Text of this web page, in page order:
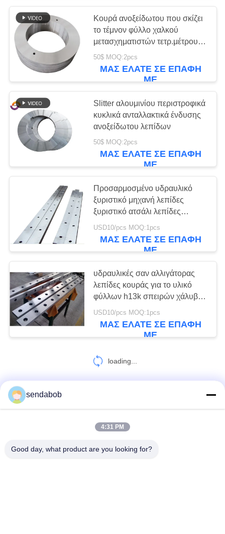
Κουρά ανοξείδωτου που σκίζει
το τέμνον φύλλο χαλκού
μετασχηματιστών τετρ.μέτρου
Hss μαχαιριών
50$ MOQ:2pcs
ΜΑΣ ΕΛΆΤΕ ΣΕ ΕΠΑΦΉ
ΜΕ
Slitter αλουμινίου περιστροφικά
κυκλικά ανταλλακτικά ένδυσης
ανοξείδωτου λεπίδων
50$ MOQ:2pcs
ΜΑΣ ΕΛΆΤΕ ΣΕ ΕΠΑΦΉ
ΜΕ
Προσαρμοσμένο υδραυλικό
ξυριστικό μηχανή λεπίδες
ξυριστικό ατσάλι λεπίδες
κόψιμο μαχαίρι μέταλλο μηχανή
κόψιμο λεπίδα
USD10/pcs MOQ:1pcs
ΜΑΣ ΕΛΆΤΕ ΣΕ ΕΠΑΦΉ
ΜΕ
υδραυλικές σαν αλλιγάτορας
λεπίδες κουράς για το υλικό
φύλλων h13k σπειρών χάλυβα
άνθρακα
USD10/pcs MOQ:1pcs
ΜΑΣ ΕΛΆΤΕ ΣΕ ΕΠΑΦΉ
ΜΕ
loading...
sendabob
4:31 PM
Good day, what product are you looking for?